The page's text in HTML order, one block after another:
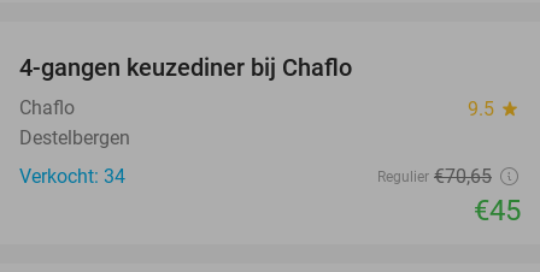
4-gangen keuzediner bij Chaflo
Chaflo 9.5 star
Destelbergen
Verkocht: 34
Regulier €70,65
€45